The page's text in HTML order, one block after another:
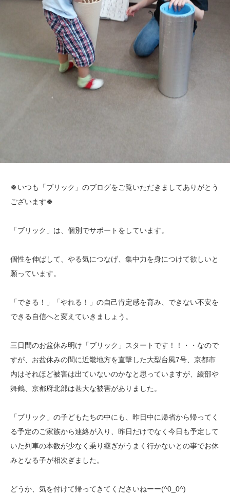
🍀いつも「ブリック」のブログをご覧いただきましてありがとう
ございます🍀
「ブリック」は、個別でサポートをしています。
個性を伸ばして、やる気につなげ、集中力を身につけて欲しいと
願っています。
「できる！」「やれる！」の自己肯定感を育み、できない不安を
できる自信へと変えていきましょう。
三日間のお盆休み明け「ブリック」スタートです！！・・なので
すが、お盆休みの間に近畿地方を直撃した大型台風7号、京都市
内はそれほど被害は出ていないのかなと思っていますが、綾部や
舞鶴、京都府北部は甚大な被害がありました。
「ブリック」の子どもたちの中にも、昨日中に帰省から帰ってく
る予定のご家族から連絡が入り、昨日だけでなく今日も予定して
いた列車の本数が少なく乗り継ぎがうまく行かないとの事でお休
みとなる子が相次ぎました。
どうか、気を付けて帰ってきてくださいねーー(^0_0^)